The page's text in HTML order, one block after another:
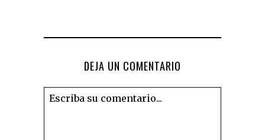
DEJA UN COMENTARIO